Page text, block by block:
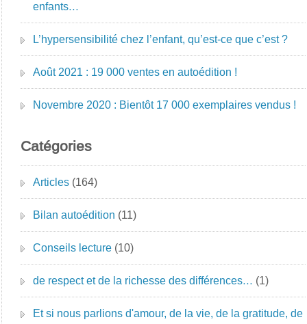
enfants…
L’hypersensibilité chez l’enfant, qu’est-ce que c’est ?
Août 2021 : 19 000 ventes en autoédition !
Novembre 2020 : Bientôt 17 000 exemplaires vendus !
Catégories
Articles (164)
Bilan autoédition (11)
Conseils lecture (10)
de respect et de la richesse des différences… (1)
Et si nous parlions d'amour, de la vie, de la gratitude, de